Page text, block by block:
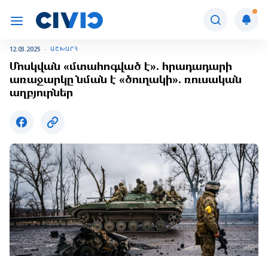
12.03.2025 ԱՇԽԱՐՀ
Մոսկվան «մտահոգված է». հրադադարի
առաջարկը նման է «ծուղակի». ռուսական
աղբյուրներ